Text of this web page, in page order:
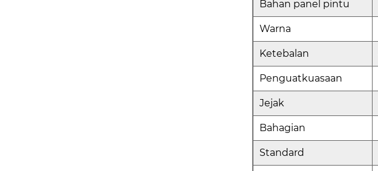
Bahan panel pintu
Warna
Ketebalan
Penguatkuasaan
Jejak
Bahagian
Standard